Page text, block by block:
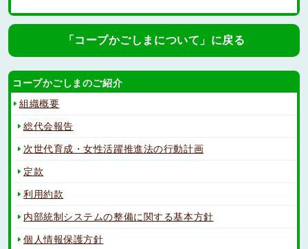
「コープかごしまについて」に戻る
コープかごしまのご紹介
組織概要
総代会報告
次世代育成・女性活躍推進法の行動計画
定款
利用約款
内部統制システムの整備に関する基本方針
個人情報保護方針